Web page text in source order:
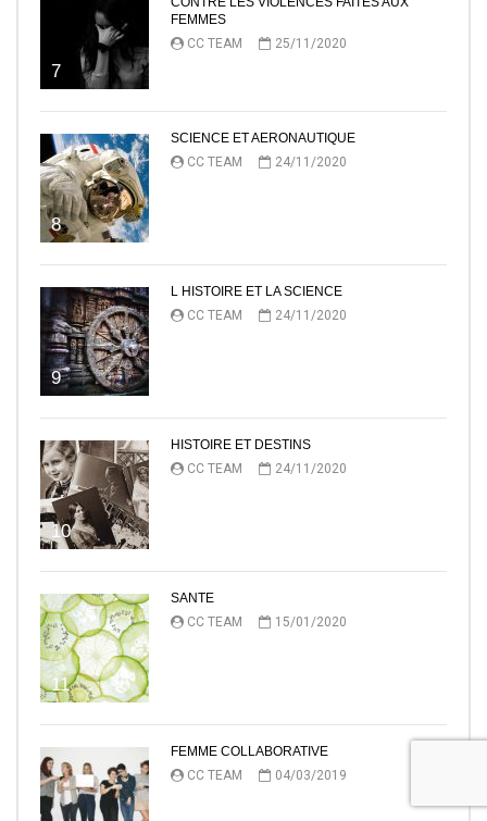
7
FEMMES
CC TEAM
25/11/2020
8
SCIENCE ET AERONAUTIQUE
CC TEAM
24/11/2020
9
L HISTOIRE ET LA SCIENCE
CC TEAM
24/11/2020
10
HISTOIRE ET DESTINS
CC TEAM
24/11/2020
11
SANTE
CC TEAM
15/01/2020
FEMME COLLABORATIVE
CC TEAM
04/03/2019